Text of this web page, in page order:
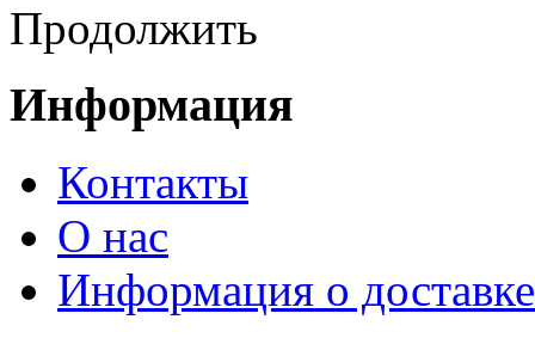
Продолжить
Информация
Контакты
О нас
Информация о доставке